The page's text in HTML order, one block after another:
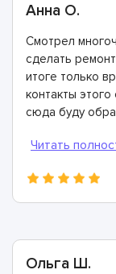
Анна О.
Смотрел
сделать
итоге только
контакты
сюда буду
гарантию.
Ольга Ш.